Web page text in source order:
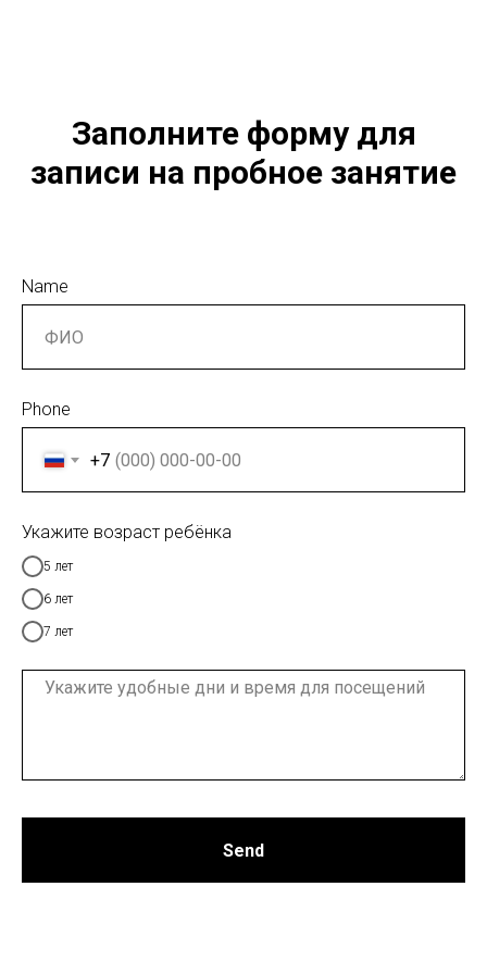
Заполните форму для
записи на пробное занятие
Name
Phone
+7
Укажите возраст ребёнка
5 лет
6 лет
7 лет
Send